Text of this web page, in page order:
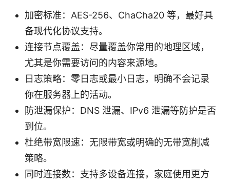
加密标准：AES-256、ChaCha20 等，最好具
备现代化协议支持。
连接节点覆盖：尽量覆盖你常用的地理区域，
尤其是你需要访问的内容来源地。
日志策略：零日志或最小日志，明确不会记录
你在服务器上的活动。
防泄漏保护：DNS 泄漏、IPv6 泄漏等防护是否
到位。
杜绝带宽限速：无限带宽或明确的无带宽削减
策略。
同时连接数：支持多设备连接，家庭使用更方